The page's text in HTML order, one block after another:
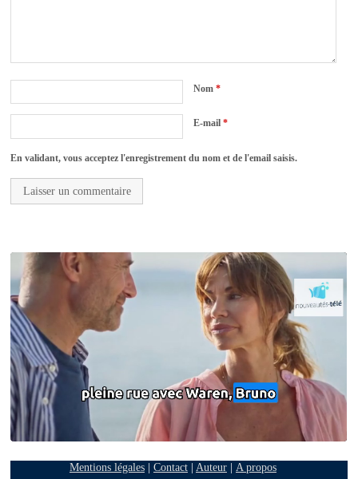
Nom*
E-mail*
En validant, vous acceptez l'enregistrement du nom et de l'email saisis.
Mentions légales| Contact| Auteur| A propos